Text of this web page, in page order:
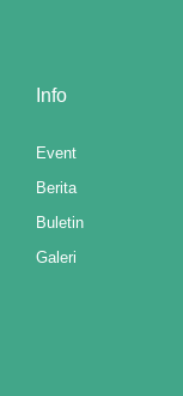
panel
panel
Info
Event
Berita
Buletin
Galeri